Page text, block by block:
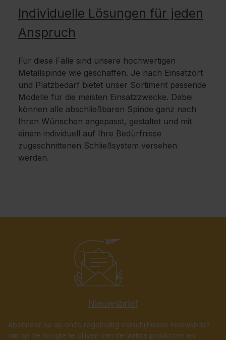
Individuelle Lösungen für jeden
Anspruch
Für diese Fälle sind unsere hochwertigen
Metallspinde wie geschaffen. Je nach Einsatzort
und Platzbedarf bietet unser Sortiment passende
Modelle für die meisten Einsatzzwecke. Dabei
können alle abschließbaren Spinde ganz nach
Ihren Wünschen angepasst, gestaltet und mit
einem individuell auf Ihre Bedürfnisse
zugeschnittenen Schließsystem versehen
werden.
Nieuwsbrief
Abonneer nu op onze regelmatig verschijnende nieuwsbrief
om op de hoogte te blijven van de laatste producten en